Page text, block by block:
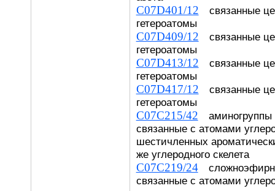
C07D401/12 связанные
гетероатомы
C07D409/12 связанные
гетероатомы
C07D413/12 связанные
гетероатомы
C07D417/12 связанные
гетероатомы
C07C215/42 аминогруппы
связанные с атомами
шестичленных
же углеродного скелета
C07C219/24
связанные с атомами